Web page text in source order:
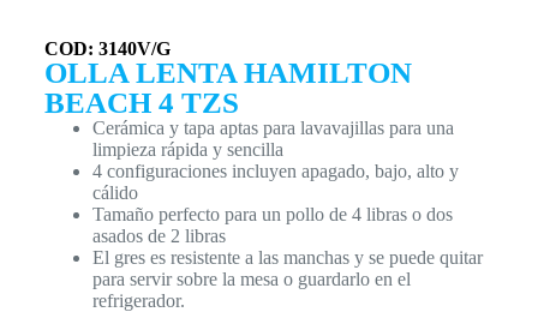
COD: 3140V/G
OLLA LENTA HAMILTON
BEACH 4 TZS
Cerámica y tapa aptas para lavavajillas para una
limpieza rápida y sencilla
4 configuraciones incluyen apagado, bajo, alto y
cálido
Tamaño perfecto para un pollo de 4 libras o dos
asados ​​de 2 libras
El gres es resistente a las manchas y se puede quitar
para servir sobre la mesa o guardarlo en el
refrigerador.